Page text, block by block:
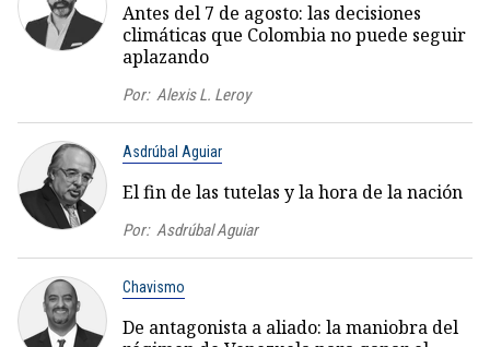
Antes del 7 de agosto: las decisiones
climáticas que Colombia no puede seguir
aplazando
Por: Alexis L. Leroy
Asdrúbal Aguiar
El fin de las tutelas y la hora de la nación
Por: Asdrúbal Aguiar
Chavismo
De antagonista a aliado: la maniobra del